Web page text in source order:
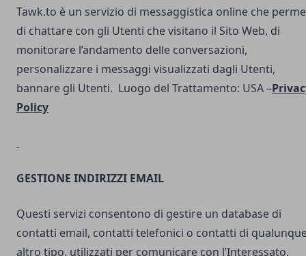
Tawk.to è un servizio di messaggistica online che
di chattare con gli Utenti che visitano il Sito Web, di
monitorare l’andamento delle conversazioni,
personalizzare i messaggi visualizzati dagli Utenti,
bannare gli Utenti. Luogo del Trattamento: USA –
Policy
GESTIONE INDIRIZZI EMAIL
Questi servizi consentono di gestire un database di
contatti email, contatti telefonici o contatti di
altro tipo, utilizzati per comunicare con l’Interessato.